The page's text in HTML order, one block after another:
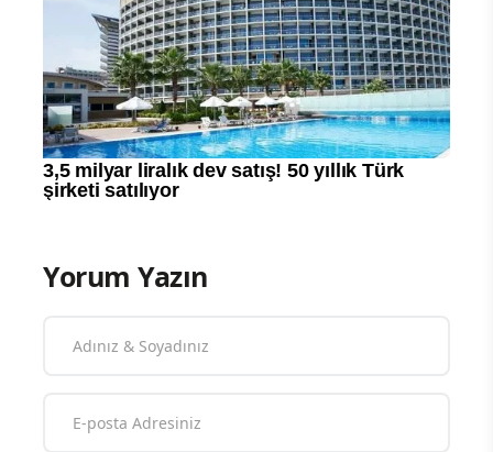
Yorum Yazın